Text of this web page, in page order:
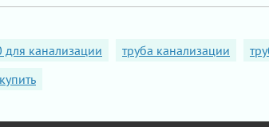
канализации труба канализации